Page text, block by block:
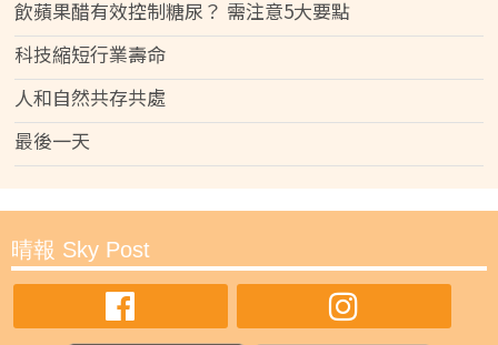
飲蘋果醋有效控制糖尿？ 需注意5大要點
科技縮短行業壽命
人和自然共存共處
最後一天
晴報 Sky Post